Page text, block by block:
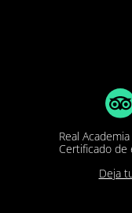
Real
Certificado de
Deja